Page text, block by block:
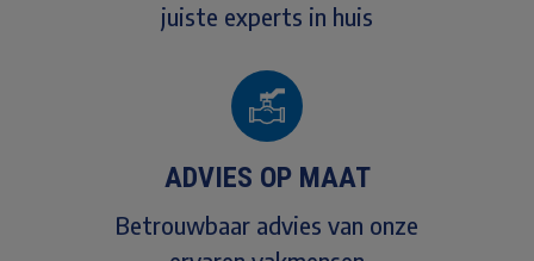
juiste experts in huis
ADVIES OP MAAT
Betrouwbaar advies van onze